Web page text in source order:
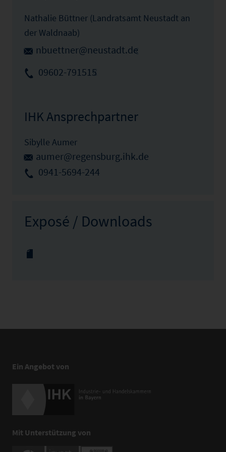
Nathalie Büttner (Landratsamt Neustadt an
der Waldnaab)
nbuettner@neustadt.de
09602-791515
IHK Ansprechpartner
Sibylle Aumer
aumer@regensburg.ihk.de
0941-5694-244
Exposé / Downloads
Ein Angebot von
Mit Unterstützung von